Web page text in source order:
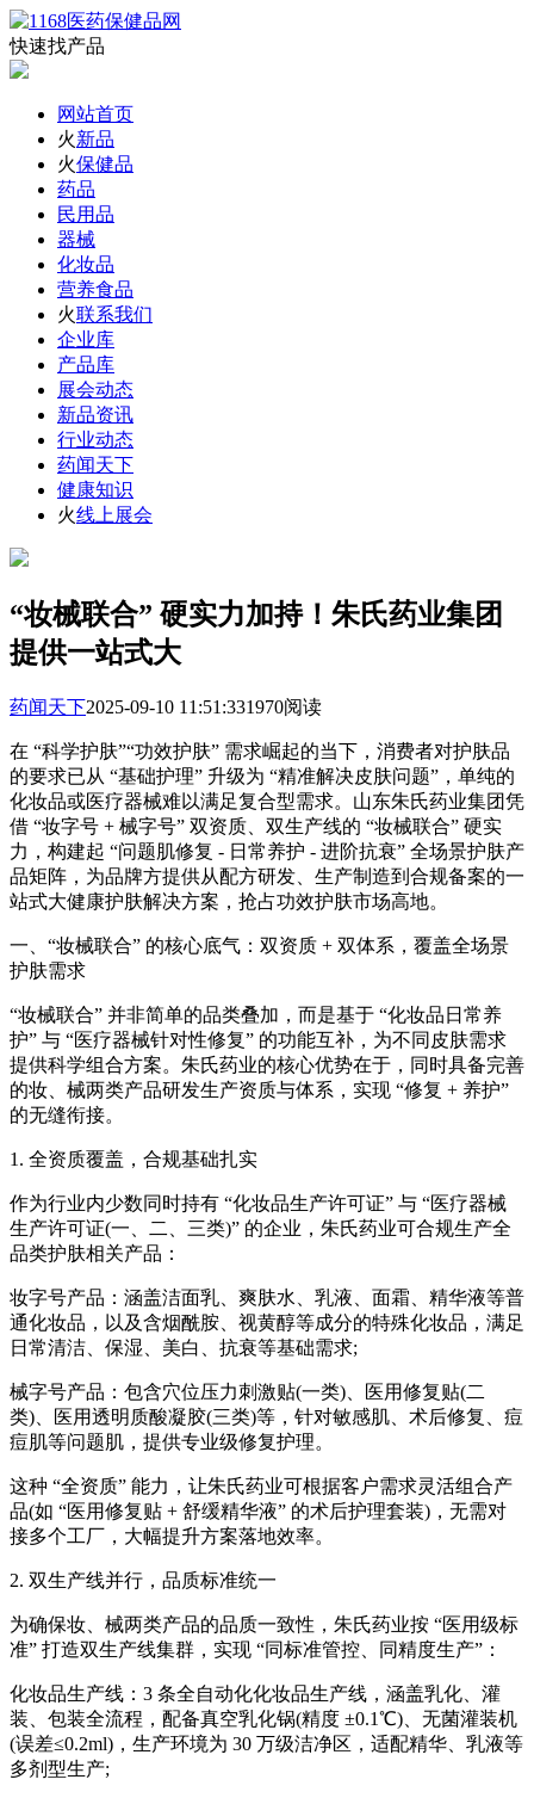
快速找产品
网站首页
火新品
火保健品
药品
民用品
器械
化妆品
营养食品
火联系我们
企业库
产品库
展会动态
新品资讯
行业动态
药闻天下
健康知识
火线上展会
“妆械联合” 硬实力加持！朱氏药业集团
提供一站式大
药闻天下2025-09-10 11:51:331970阅读
在 “科学护肤”“功效护肤” 需求崛起的当下，消费者对护肤品
的要求已从 “基础护理” 升级为 “精准解决皮肤问题”，单纯的
化妆品或医疗器械难以满足复合型需求。山东朱氏药业集团凭
借 “妆字号 + 械字号” 双资质、双生产线的 “妆械联合” 硬实
力，构建起 “问题肌修复 - 日常养护 - 进阶抗衰” 全场景护肤产
品矩阵，为品牌方提供从配方研发、生产制造到合规备案的一
站式大健康护肤解决方案，抢占功效护肤市场高地。
一、“妆械联合” 的核心底气：双资质 + 双体系，覆盖全场景
护肤需求
“妆械联合” 并非简单的品类叠加，而是基于 “化妆品日常养
护” 与 “医疗器械针对性修复” 的功能互补，为不同皮肤需求
提供科学组合方案。朱氏药业的核心优势在于，同时具备完善
的妆、械两类产品研发生产资质与体系，实现 “修复 + 养护”
的无缝衔接。
1. 全资质覆盖，合规基础扎实
作为行业内少数同时持有 “化妆品生产许可证” 与 “医疗器械
生产许可证(一、二、三类)” 的企业，朱氏药业可合规生产全
品类护肤相关产品：
妆字号产品：涵盖洁面乳、爽肤水、乳液、面霜、精华液等普
通化妆品，以及含烟酰胺、视黄醇等成分的特殊化妆品，满足
日常清洁、保湿、美白、抗衰等基础需求;
械字号产品：包含穴位压力刺激贴(一类)、医用修复贴(二
类)、医用透明质酸凝胶(三类)等，针对敏感肌、术后修复、痘
痘肌等问题肌，提供专业级修复护理。
这种 “全资质” 能力，让朱氏药业可根据客户需求灵活组合产
品(如 “医用修复贴 + 舒缓精华液” 的术后护理套装)，无需对
接多个工厂，大幅提升方案落地效率。
2. 双生产线并行，品质标准统一
为确保妆、械两类产品的品质一致性，朱氏药业按 “医用级标
准” 打造双生产线集群，实现 “同标准管控、同精度生产”：
化妆品生产线：3 条全自动化化妆品生产线，涵盖乳化、灌
装、包装全流程，配备真空乳化锅(精度 ±0.1℃)、无菌灌装机
(误差≤0.2ml)，生产环境为 30 万级洁净区，适配精华、乳液等
多剂型生产;